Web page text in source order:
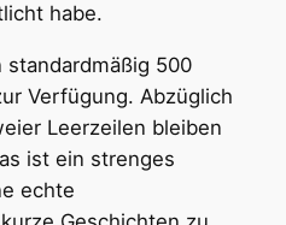
habe.
standardmäßig 500
Verfügung. Abzüglich
Leerzeilen bleiben
ist ein strenges
echte